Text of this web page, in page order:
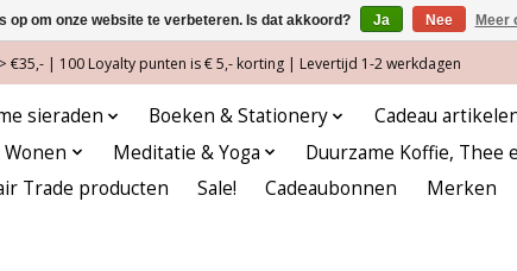
| 100 Loyalty punten is € 5,- korting | Levertijd 1-2 werkdagen
sieraden Boeken & Stationery Cadeau
Meditatie & Yoga Duurzame Koffie, Thee
Trade producten
Sale! Cadeaubonnen Merken
op om onze website te verbeteren. Is dat akkoord? Ja Nee Meer